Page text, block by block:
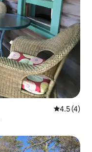
4.5 (4)